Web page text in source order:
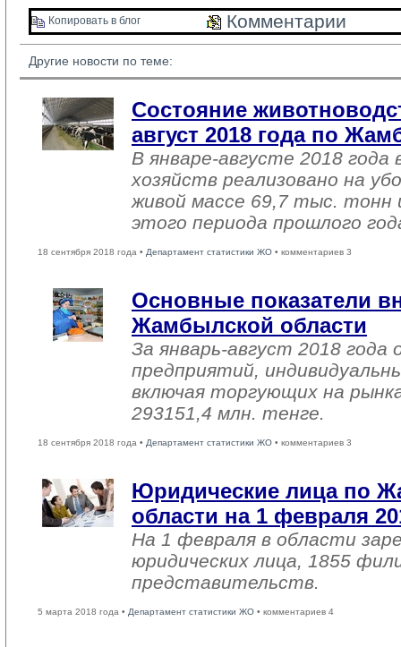
Копировать в блог Комментарии
Другие новости по теме:
Состояние
август 2018 года по
В январе-августе 2018 года
хозяйств реализовано на
живой массе 69,7 тыс. тонн
этого периода прошлого
18 сентября 2018 года • Департамент статистики ЖО • комментариев 3
Основные показатели
Жамбылской области
За январь-август 2018
предприятий,
включая торгующих на
293151,4 млн. тенге.
18 сентября 2018 года • Департамент статистики ЖО • комментариев 3
Юридические лица по
области на 1 февраля
На 1 февраля в области
юридических лица, 1855
представительств.
5 марта 2018 года • Департамент статистики ЖО • комментариев 4